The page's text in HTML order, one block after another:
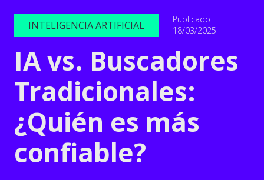
INTELIGENCIA ARTIFICIAL
Publicado
18/03/2025
IA vs. Buscadores
Tradicionales:
¿Quién es más
confiable?